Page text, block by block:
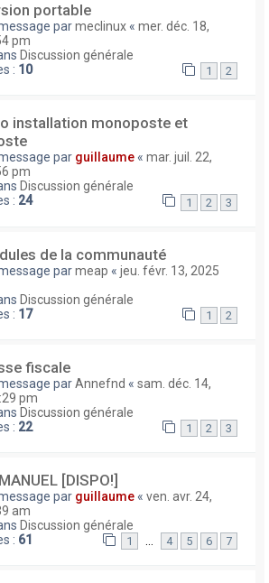
portable
parmeclinux « mer. déc. 18,
pm
Discussion générale
: 10 1 2
installation monoposte et
par guillaume « mar. juil. 22,
pm
Discussion générale
: 24 1 2 3
de la communauté
parmeap « jeu. févr. 13, 2025
Discussion générale
: 17 1 2
fiscale
parAnnefnd « sam. déc. 14,
pm
Discussion générale
: 22 1 2 3
[DISPO!]
par guillaume « ven. avr. 24,
am
Discussion générale
: 61 1 … 4 5 6 7